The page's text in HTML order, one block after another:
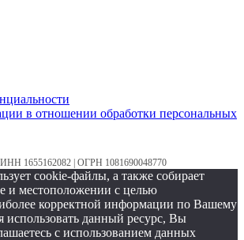
в отношении обработки персональных
1655162082 | ОГРН 1081690048770
cookie-файлы, а также собирает
и местоположении с целью
корректной информации по Вашему
использовать данный ресурс, Вы
с использованием данных